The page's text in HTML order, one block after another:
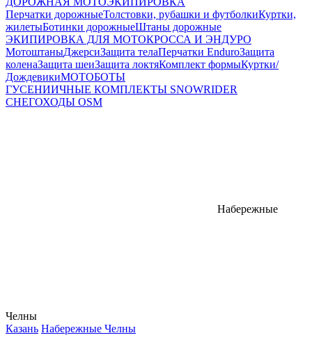
Перчатки дорожныеТолстовки, рубашки и футболкиКуртки,
жилетыБотинки дорожныеШтаны дорожные
ЭКИПИРОВКА ДЛЯ МОТОКРОССА И ЭНДУРО
МотоштаныДжерсиЗащита телаПерчатки EnduroЗащита
коленаЗащита шеиЗащита локтяКомплект формыКуртки/
ДождевикиМОТОБОТЫ
ГУСЕНИИЧНЫЕ КОМПЛЕКТЫ SNOWRIDER
СНЕГОХОДЫ OSM
Набережные
Челны
Казань Набережные Челны